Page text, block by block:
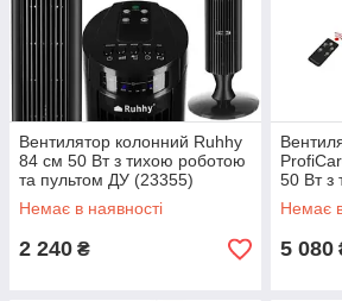
Вентилятор колонний Ruhhy
84 см 50 Вт з тихою роботою
та пультом ДУ (23355)
Немає в наявності
2 240 ₴
50 Вт з
Немає
5 080